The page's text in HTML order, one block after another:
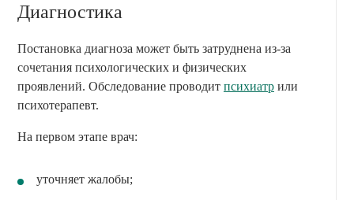
Диагностика
Постановка диагноза может быть затруднена из-за
сочетания психологических и физических
проявлений. Обследование проводит психиатр или
психотерапевт.
На первом этапе врач:
уточняет жалобы;